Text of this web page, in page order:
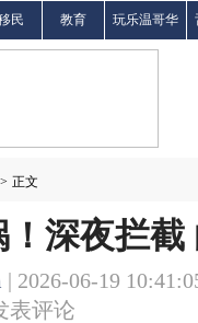
民 教育 玩乐温哥华
> 正文
深夜拦
| 2026-06-19
表评论